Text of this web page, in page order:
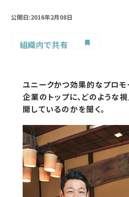
公開日:2016年2月08日
組織内で共有
ユニークかつ効果的なプロモ
企業のトップに、どのような
開しているのかを聞く。